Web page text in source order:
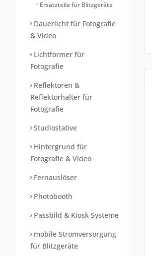
Ersatzteile für Blitzgeräte
Dauerlicht für Fotografie
& Video
Lichtformer für
Fotografie
Reflektoren &
Reflektorhalter für
Fotografie
Studiostative
Hintergrund für
Fotografie & Video
Fernauslöser
Photobooth
Passbild & Kiosk Systeme
mobile Stromversorgung
für Blitzgeräte